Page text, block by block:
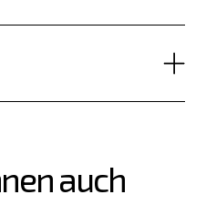
auch